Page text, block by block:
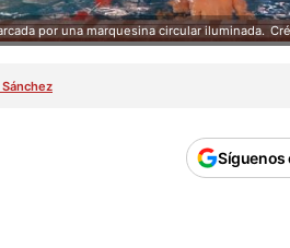
por una marquesina circular iluminada.
Síguenos